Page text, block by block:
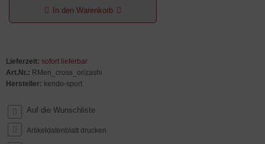
In den Warenkorb
Lieferzeit: sofort lieferbar
Art.Nr.: RMen_cross_orizashi
Hersteller: kendo-sport
Artikeldatenblatt drucken